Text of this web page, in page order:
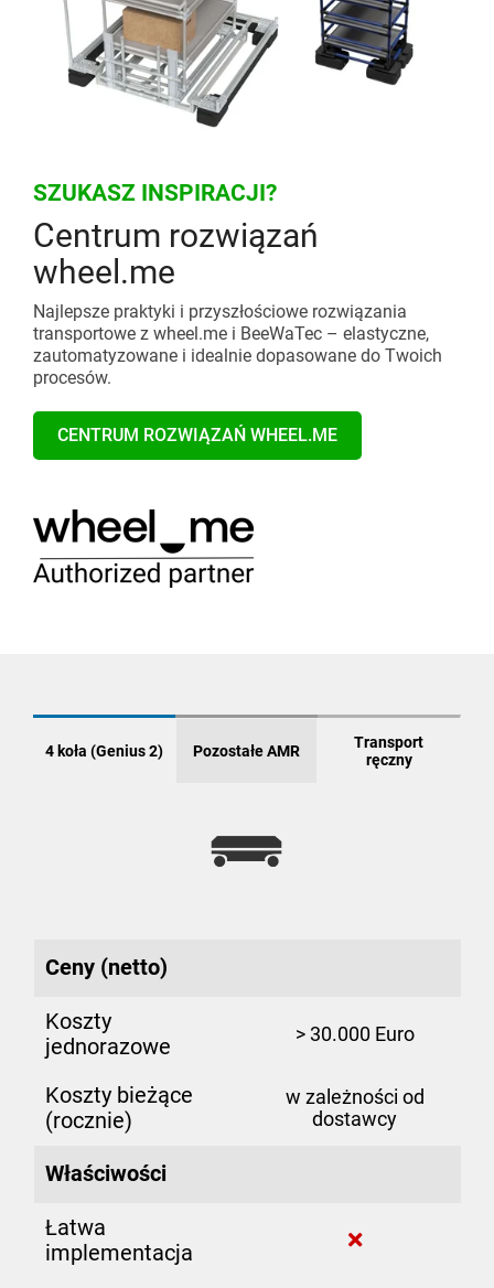
SZUKASZ INSPIRACJI?
Centrum rozwiązań
wheel.me
Najlepsze praktyki i przyszłościowe rozwiązania
transportowe z wheel.me i BeeWaTec – elastyczne,
zautomatyzowane i idealnie dopasowane do Twoich
procesów.
CENTRUM ROZWIĄZAŃ WHEEL.ME
4 koła (Genius 2) Pozostałe AMR
Transport
ręczny
Ceny (netto)
Koszty
jednorazowe
> 30.000 Euro
Koszty bieżące
(rocznie)
w zależności od
dostawcy
Właściwości
Łatwa
implementacja